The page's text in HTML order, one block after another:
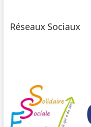
Réseaux Sociaux